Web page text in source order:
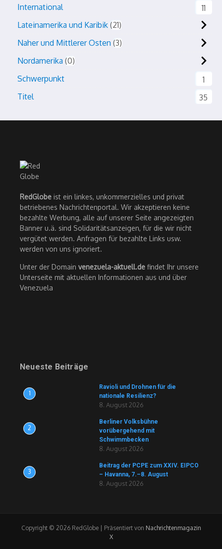
International
11
Lateinamerika und Karibik 21
Naher und Mittlerer Osten 3
Nordamerika 0
Schwerpunkt
1
Titel
35
RedGlobe ist ein linkes, unkommerzielles und privat
betriebenes Nachrichtenportal. Wir akzeptieren keine
bezahlte Werbung, alle auf unserer Seite angezeigten
Banner u.ä. sind Solidaritätsanzeigen, für die wir nicht
vergütet werden. Anfragen für bezahlte Links usw.
werden von uns ignoriert.
Unter der Domain venezuela-aktuell.de findet Ihr unsere
Unterseite mit aktuellen Informationen aus und über
Venezuela
Neueste Beiträge
1
Ravioli und Drohnen für die
nationale Resilienz?
8. August 2026
2
Berliner Volksbühne
vorübergehend mit
Schwimmbecken
8. August 2026
3
Beitrag der PCPE zum XXIV. EIPCO
– Havanna, 7.–8. August
8. August 2026
Copyright © 2026 RedGlobe | Präsentiert von Nachrichtenmagazin
X